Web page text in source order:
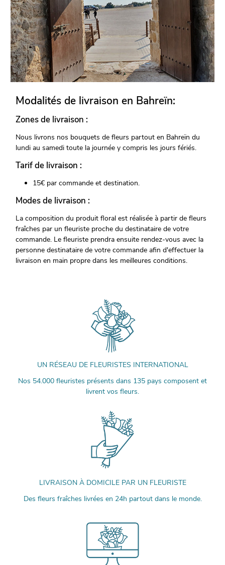
Modalités de livraison en Bahreïn:
Zones de livraison :
Nous livrons nos bouquets de fleurs partout en Bahreïn du
lundi au samedi toute la journée y compris les jours fériés.
Tarif de livraison :
15€ par commande et destination.
Modes de livraison :
La composition du produit floral est réalisée à partir de fleurs
fraîches par un fleuriste proche du destinataire de votre
commande. Le fleuriste prendra ensuite rendez-vous avec la
personne destinataire de votre commande afin d'effectuer la
livraison en main propre dans les meilleures conditions.
UN RÉSEAU DE FLEURISTES INTERNATIONAL
Nos 54.000 fleuristes présents dans 135 pays composent et
livrent vos fleurs.
LIVRAISON À DOMICILE PAR UN FLEURISTE
Des fleurs fraîches livrées en 24h partout dans le monde.